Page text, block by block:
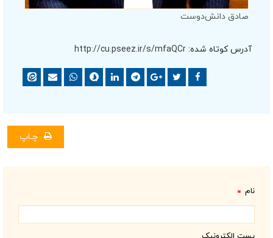
صادق دانش‌دوست
آدرس کوتاه شده: http://cu.pseez.ir/s/mfaQCr
چـاپ
نام *